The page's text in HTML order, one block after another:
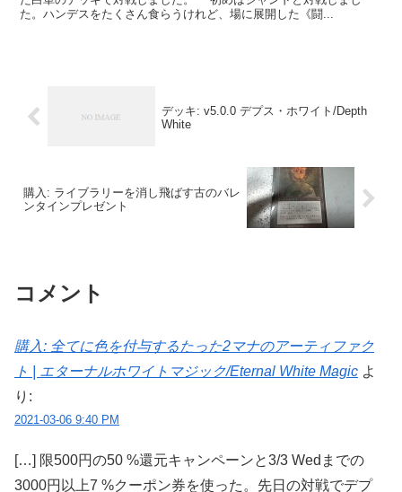
た。ハンデスをたくさん食らうけれど、場に展開した《闘...
デッキ: v5.0.0 デプス・ホワイト/Depth
White
購入: ライブラリーを消し飛ばす古のバレ
ンタインプレゼント
コメント
購入: 全てに色を付与するたった2マナのアーティファク
ト | エターナルホワイトマジック/Eternal White Magic よ
り:
2021-03-06 9:40 PM
[…] 限500円の50 %還元キャンペーンと3/3 Wedまでの
3000円以上7 %クーポン券を使った。先日の対戦でデプ